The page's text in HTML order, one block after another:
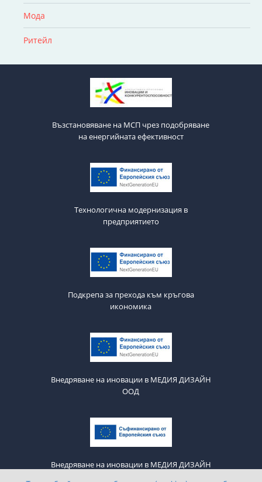
Мода
Ритейл
Възстановяване на МСП чрез подобряване
на енергийната ефективност
Технологична модернизация в
предприятието
Подкрепа за прехода към кръгова
икономика
Внедряване на иновации в МЕДИЯ ДИЗАЙН
ООД
Внедряване на иновации в МЕДИЯ ДИЗАЙН